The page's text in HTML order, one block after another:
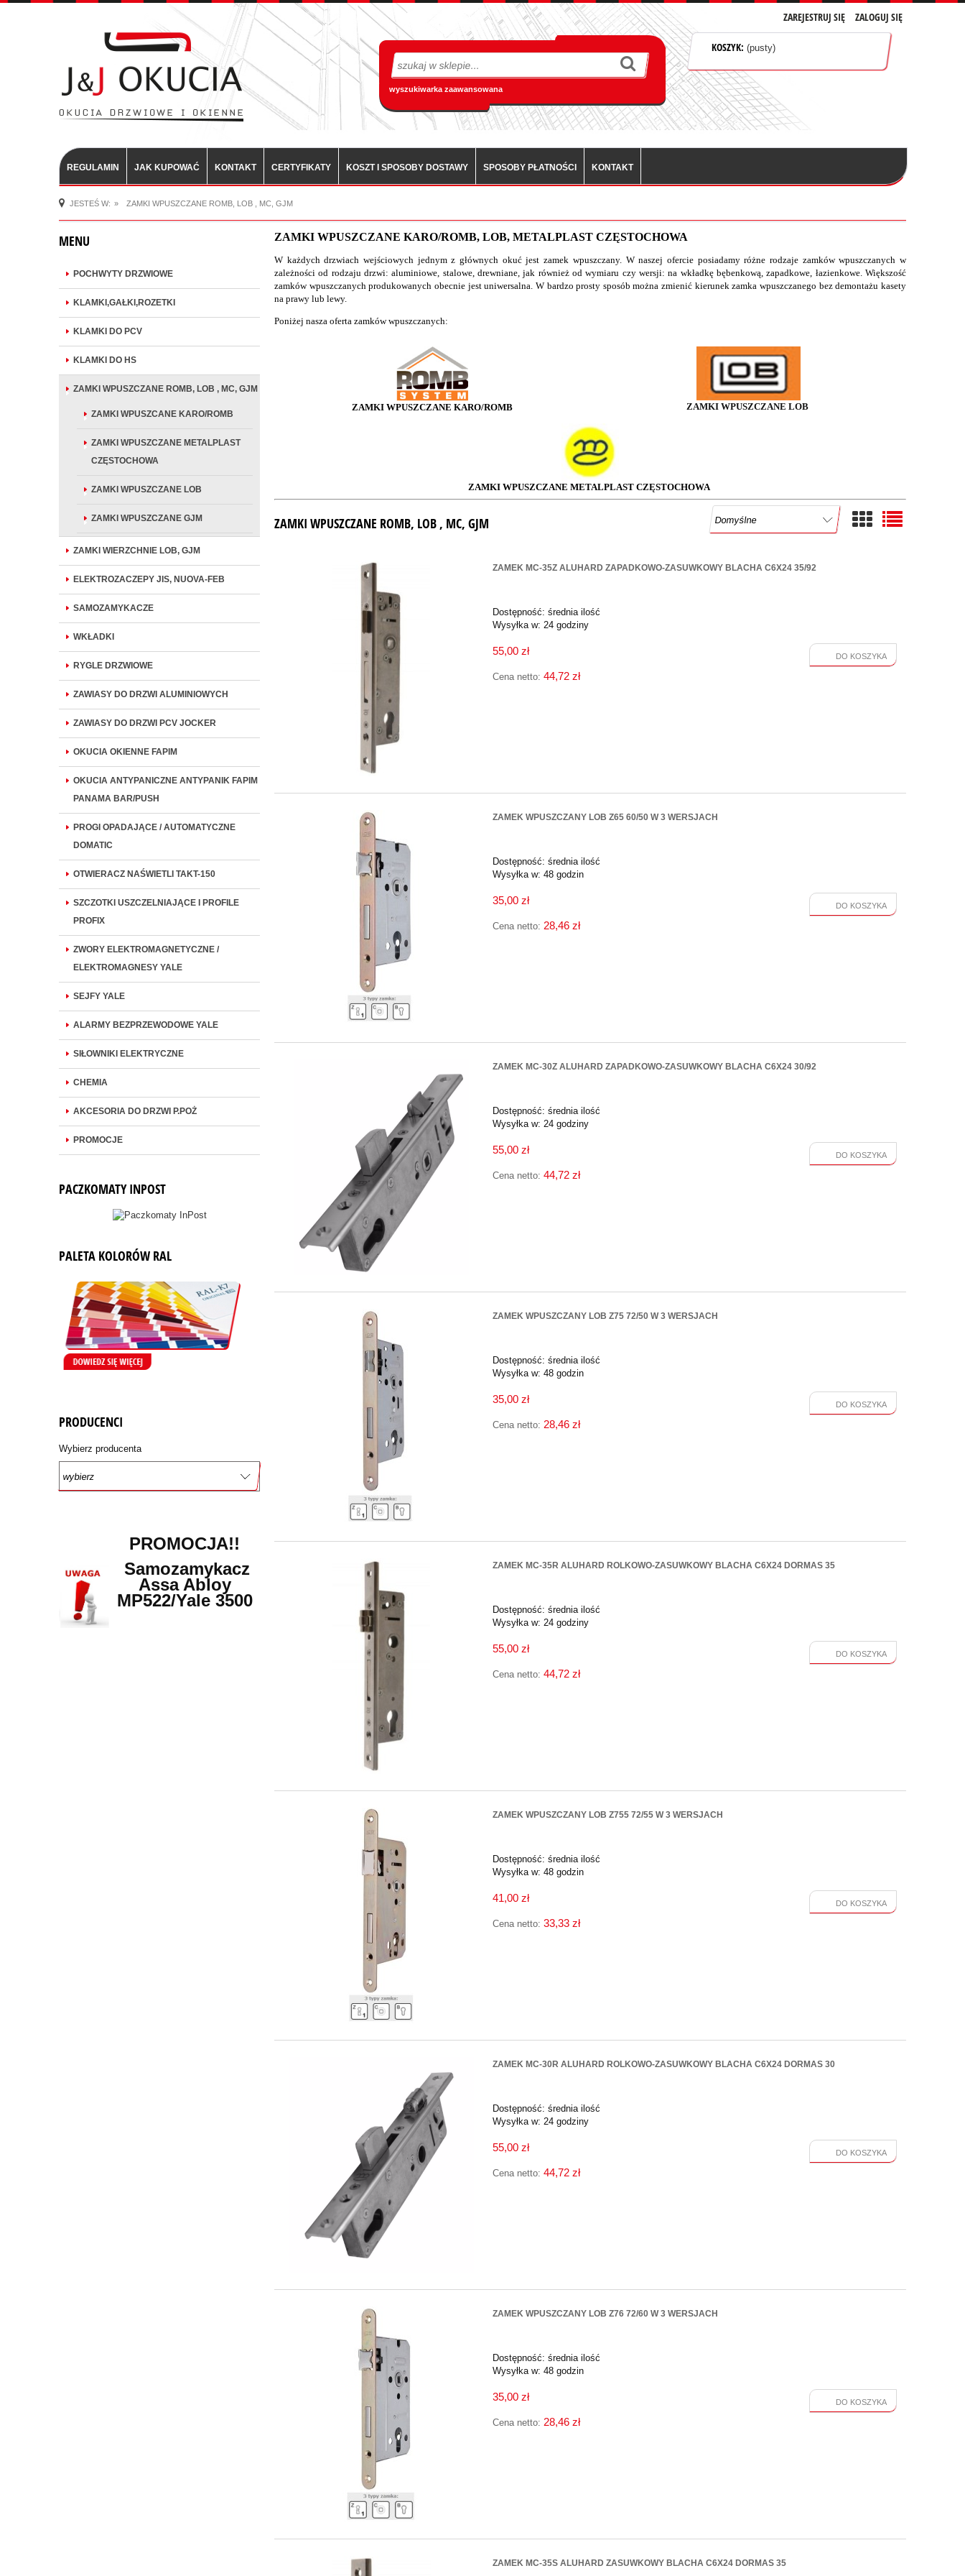
ZAREJESTRUJ SIĘ ZALOGUJ SIĘ
KOSZYK: (pusty)
wyszukiwarka zaawansowana
REGULAMIN JAK KUPOWAĆ KONTAKT CERTYFIKATY KOSZT I SPOSOBY DOSTAWY SPOSOBY PŁATNOŚCI KONTAKT
JESTEŚ W: » ZAMKI WPUSZCZANE ROMB, LOB , MC, GJM
MENU
POCHWYTY DRZWIOWE
KLAMKI,GAŁKI,ROZETKI
KLAMKI DO PCV
KLAMKI DO HS
ZAMKI WPUSZCZANE ROMB, LOB , MC, GJM
ZAMKI WPUSZCANE KARO/ROMB
ZAMKI WPUSZCZANE METALPLAST
CZĘSTOCHOWA
ZAMKI WPUSZCZANE LOB
ZAMKI WPUSZCZANE GJM
ZAMKI WIERZCHNIE LOB, GJM
ELEKTROZACZEPY JIS, NUOVA-FEB
SAMOZAMYKACZE
WKŁADKI
RYGLE DRZWIOWE
ZAWIASY DO DRZWI ALUMINIOWYCH
ZAWIASY DO DRZWI PCV JOCKER
OKUCIA OKIENNE FAPIM
OKUCIA ANTYPANICZNE ANTYPANIK FAPIM
PANAMA BAR/PUSH
PROGI OPADAJĄCE / AUTOMATYCZNE
DOMATIC
OTWIERACZ NAŚWIETLI TAKT-150
SZCZOTKI USZCZELNIAJĄCE I PROFILE
PROFIX
ZWORY ELEKTROMAGNETYCZNE /
ELEKTROMAGNESY YALE
SEJFY YALE
ALARMY BEZPRZEWODOWE YALE
SIŁOWNIKI ELEKTRYCZNE
CHEMIA
AKCESORIA DO DRZWI P.POŻ
PROMOCJE
PACZKOMATY INPOST
PALETA KOLORÓW RAL
PRODUCENCI
Wybierz producenta
PROMOCJA!!
Samozamykacz
Assa Abloy
MP522/Yale 3500
ZAMKI WPUSZCZANE KARO/ROMB, LOB, METALPLAST CZĘSTOCHOWA
W każdych drzwiach wejściowych jednym z głównych okuć jest zamek wpuszczany. W naszej ofercie posiadamy różne rodzaje zamków wpuszczanych w
zależności od rodzaju drzwi: aluminiowe, stalowe, drewniane, jak również od wymiaru czy wersji: na wkładkę bębenkową, zapadkowe, łazienkowe. Większość
zamków wpuszczanych produkowanych obecnie jest uniwersalna. W bardzo prosty sposób można zmienić kierunek zamka wpuszczanego bez demontażu kasety
na prawy lub lewy.
Poniżej nasza oferta zamków wpuszczanych:
ZAMKI WPUSZCZANE KARO/ROMB ZAMKI WPUSZCZANE LOB
ZAMKI WPUSZCZANE METALPLAST CZĘSTOCHOWA
ZAMKI WPUSZCZANE ROMB, LOB , MC, GJM
ZAMEK MC-35Z ALUHARD ZAPADKOWO-ZASUWKOWY BLACHA C6X24 35/92
Dostępność: średnia ilość
Wysyłka w: 24 godziny
55,00 zł
Cena netto: 44,72 zł
DO KOSZYKA
ZAMEK WPUSZCZANY LOB Z65 60/50 W 3 WERSJACH
Dostępność: średnia ilość
Wysyłka w: 48 godzin
35,00 zł
Cena netto: 28,46 zł
DO KOSZYKA
ZAMEK MC-30Z ALUHARD ZAPADKOWO-ZASUWKOWY BLACHA C6X24 30/92
Dostępność: średnia ilość
Wysyłka w: 24 godziny
55,00 zł
Cena netto: 44,72 zł
DO KOSZYKA
ZAMEK WPUSZCZANY LOB Z75 72/50 W 3 WERSJACH
Dostępność: średnia ilość
Wysyłka w: 48 godzin
35,00 zł
Cena netto: 28,46 zł
DO KOSZYKA
ZAMEK MC-35R ALUHARD ROLKOWO-ZASUWKOWY BLACHA C6X24 DORMAS 35
Dostępność: średnia ilość
Wysyłka w: 24 godziny
55,00 zł
Cena netto: 44,72 zł
DO KOSZYKA
ZAMEK WPUSZCZANY LOB Z755 72/55 W 3 WERSJACH
Dostępność: średnia ilość
Wysyłka w: 48 godzin
41,00 zł
Cena netto: 33,33 zł
DO KOSZYKA
ZAMEK MC-30R ALUHARD ROLKOWO-ZASUWKOWY BLACHA C6X24 DORMAS 30
Dostępność: średnia ilość
Wysyłka w: 24 godziny
55,00 zł
Cena netto: 44,72 zł
DO KOSZYKA
ZAMEK WPUSZCZANY LOB Z76 72/60 W 3 WERSJACH
Dostępność: średnia ilość
Wysyłka w: 48 godzin
35,00 zł
Cena netto: 28,46 zł
DO KOSZYKA
ZAMEK MC-35S ALUHARD ZASUWKOWY BLACHA C6X24 DORMAS 35